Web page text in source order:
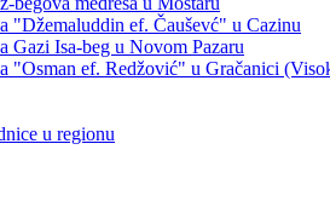
"Džemaluddin ef. Čauševć" u Cazinu
Gazi Isa-beg u Novom Pazaru
"Osman ef. Redžović" u Gračanici
u regionu